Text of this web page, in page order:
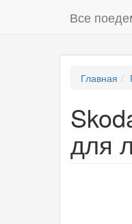
Все
Главная
для